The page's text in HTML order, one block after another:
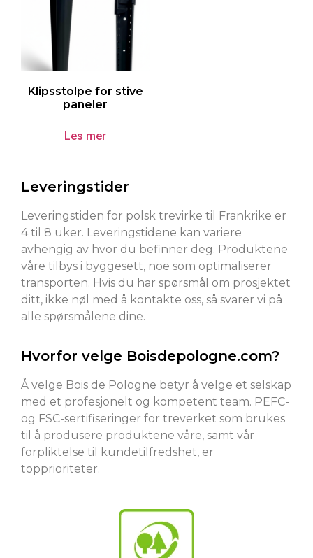
Klipsstolpe for stive
paneler
Les mer
Leveringstider
Leveringstiden for polsk trevirke til Frankrike er
4 til 8 uker. Leveringstidene kan variere
avhengig av hvor du befinner deg. Produktene
våre tilbys i byggesett, noe som optimaliserer
transporten. Hvis du har spørsmål om prosjektet
ditt, ikke nøl med å kontakte oss, så svarer vi på
alle spørsmålene dine.
Hvorfor velge Boisdepologne.com?
Å velge Bois de Pologne betyr å velge et selskap
med et profesjonelt og kompetent team. PEFC-
og FSC-sertifiseringer for treverket som brukes
til å produsere produktene våre, samt vår
forpliktelse til kundetilfredshet, er
topprioriteter.